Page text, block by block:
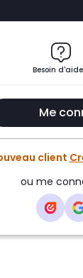
au chatbot
Besoin
Me
client
ou me
Le Club Infinity
au panier